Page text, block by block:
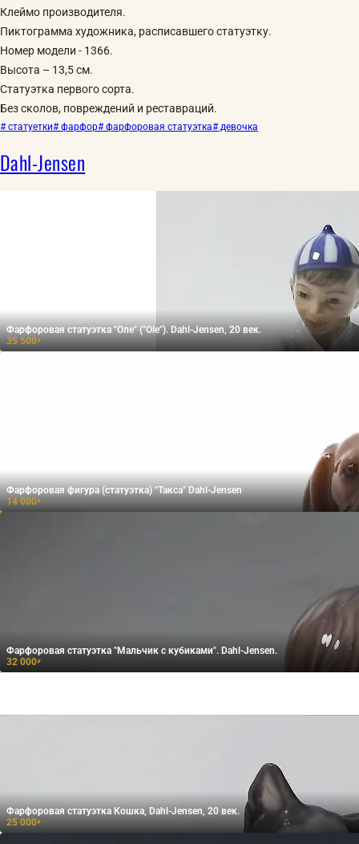
Клеймо производителя.
Пиктограмма художника, расписавшего статуэтку.
Номер модели - 1366.
Высота – 13,5 см.
Статуэтка первого сорта.
Без сколов, повреждений и реставраций.
# статуетки# фарфор# фарфоровая статуэтка# девочка
Dahl-Jensen
Фарфоровая статуэтка "Оле" ("Ole"). Dahl-Jensen, 20 век.
35 500₽
Фарфоровая фигура (статуэтка) "Такса" Dahl-Jensen
14 000₽
Фарфоровая статуэтка "Мальчик с кубиками". Dahl-Jensen.
32 000₽
Фарфоровая статуэтка Кошка, Dahl-Jensen, 20 век.
25 000₽